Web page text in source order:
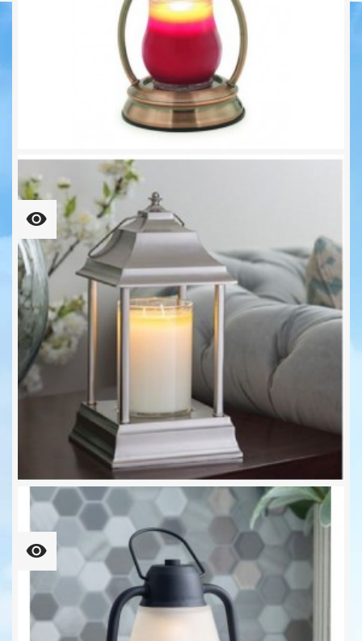
CANDLE WARMERS® HURRICANE...
36,90 €
CANDLE WARMERS® CARRIAGE...
47,90 €